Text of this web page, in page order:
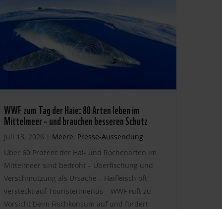
WWF zum Tag der Haie: 80 Arten leben im
Mittelmeer – und brauchen besseren Schutz
Juli 13, 2026 | Meere, Presse-Aussendung
Über 60 Prozent der Hai- und Rochenarten im
Mittelmeer sind bedroht – Überfischung und
Verschmutzung als Ursache – Haifleisch oft
versteckt auf Touristenmenüs – WWF ruft zu
Vorsicht beim Fischkonsum auf und fordert